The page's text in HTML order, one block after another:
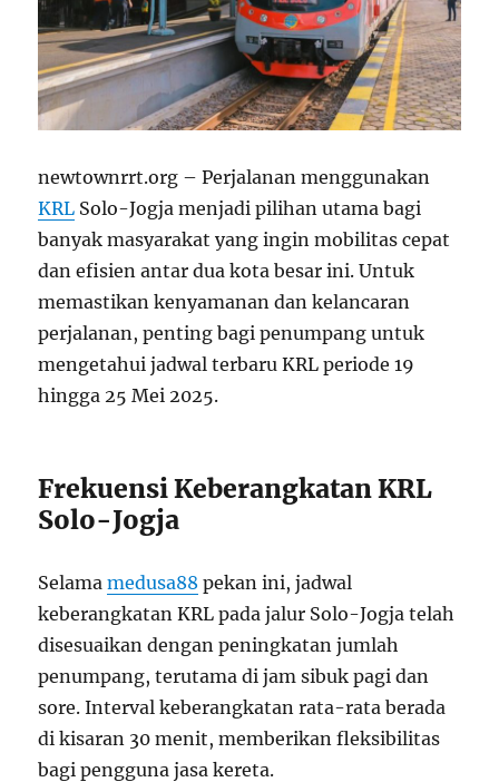
newtownrrt.org – Perjalanan menggunakan
KRL Solo-Jogja menjadi pilihan utama bagi
banyak masyarakat yang ingin mobilitas cepat
dan efisien antar dua kota besar ini. Untuk
memastikan kenyamanan dan kelancaran
perjalanan, penting bagi penumpang untuk
mengetahui jadwal terbaru KRL periode 19
hingga 25 Mei 2025.
Frekuensi Keberangkatan KRL
Solo-Jogja
Selamamedusa88 pekan ini, jadwal
keberangkatan KRL pada jalur Solo-Jogja telah
disesuaikan dengan peningkatan jumlah
penumpang, terutama di jam sibuk pagi dan
sore. Interval keberangkatan rata-rata berada
di kisaran 30 menit, memberikan fleksibilitas
bagi pengguna jasa kereta.